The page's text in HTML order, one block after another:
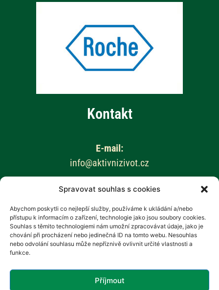
Spravovat souhlas s cookies
Abychom poskytli co nejlepší služby, používáme k ukládání a/nebo
přístupu k informacím o zařízení, technologie jako jsou soubory cookies.
Souhlas s těmito technologiemi nám umožní zpracovávat údaje, jako je
chování při procházení nebo jedinečná ID na tomto webu. Nesouhlas
nebo odvolání souhlasu může nepříznivě ovlivnit určité vlastnosti a
funkce.
Příjmout
Kontakt
E-mail:
info@aktivnizivot.cz
Odborní garanti:
Prof. MUDr. Eva Kubala Havrdová, CSc.
Prim. MUDr. Marta Vachová
Web provozuje: